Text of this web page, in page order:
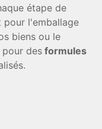
étape de
pour l'emballage
biens ou le
des formules